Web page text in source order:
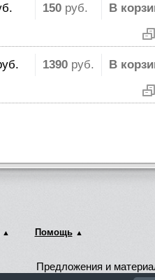
150 руб. В
1390 руб. В
Помощь
Предложения и